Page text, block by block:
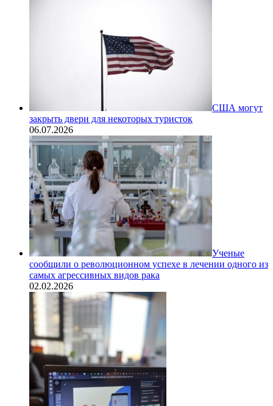
США могут
закрыть двери для некоторых туристок
06.07.2026
Ученые
сообщили о революционном успехе в лечении одного из
самых агрессивных видов рака
02.02.2026